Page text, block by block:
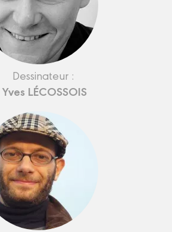
Dessinateur :
Yves LÉCOSSOIS